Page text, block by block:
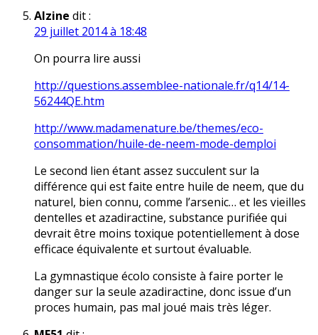
Alzine dit :
29 juillet 2014 à 18:48
On pourra lire aussi
http://questions.assemblee-nationale.fr/q14/14-
56244QE.htm
http://www.madamenature.be/themes/eco-
consommation/huile-de-neem-mode-demploi
Le second lien étant assez succulent sur la
différence qui est faite entre huile de neem, que du
naturel, bien connu, comme l’arsenic… et les vieilles
dentelles et azadiractine, substance purifiée qui
devrait être moins toxique potentiellement à dose
efficace équivalente et surtout évaluable.
La gymnastique écolo consiste à faire porter le
danger sur la seule azadiractine, donc issue d’un
proces humain, pas mal joué mais très léger.